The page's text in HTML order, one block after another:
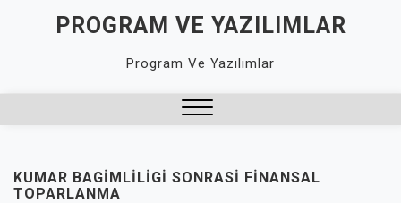
PROGRAM VE YAZILIMLAR
Program Ve Yazılımlar
KUMAR BAGIMLILIGI SONRASI FINANSAL
TOPARLANMA